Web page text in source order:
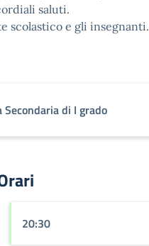
saluti.
scolastico e gli insegnanti.
Secondaria di I grado
20:30